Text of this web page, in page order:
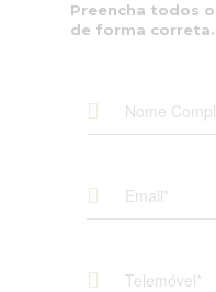
Preencha todos
de forma correta.